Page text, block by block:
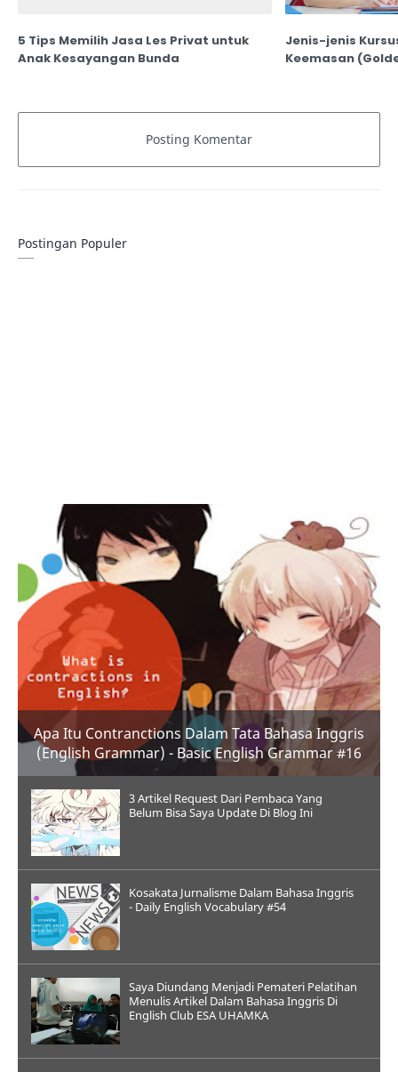
5 Tips Memilih Jasa Les Privat untuk
Anak Kesayangan Bunda
Jenis-jenis
Keemasan
Postingan Populer
Apa Itu Contranctions Dalam Tata Bahasa Inggris
(English Grammar) - Basic English Grammar #16
3 Artikel Request Dari Pembaca Yang
Belum Bisa Saya Update Di Blog Ini
Kosakata Jurnalisme Dalam Bahasa Inggris
- Daily English Vocabulary #54
Saya Diundang Menjadi Pemateri Pelatihan
Menulis Artikel Dalam Bahasa Inggris Di
English Club ESA UHAMKA